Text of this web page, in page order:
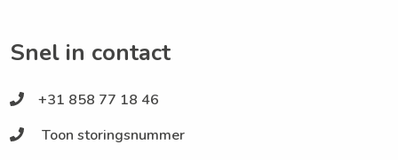
Snel in contact
+31 858 77 18 46
Toon storingsnummer